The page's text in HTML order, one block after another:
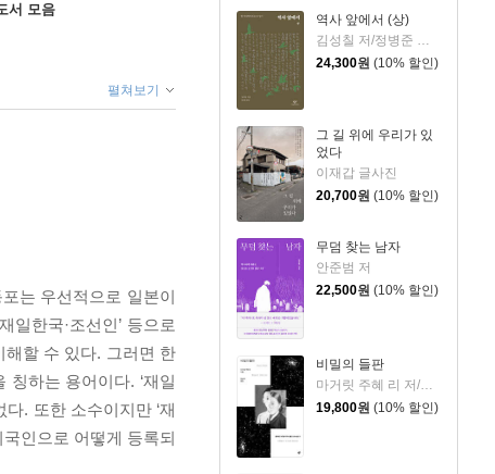
역사 앞에서 (상)
김성칠 저/정병준 해제
24,300원 (10% 할인)
그 길 위에 우리가 있
었다
이재갑 글사진
20,700원 (10% 할인)
무덤 찾는 남자
안준범 저
22,500원 (10% 할인)
비밀의 들판
마거릿 주혜 리 저/장상미 역
19,800원 (10% 할인)
서 모음
펼쳐보기
는 우선적으로 일본이
일한국·조선인’ 등으로
해할 수 있다. 그러면 한
하는 용어이다. ‘재일
. 또한 소수이지만 ‘재
인으로 어떻게 등록되